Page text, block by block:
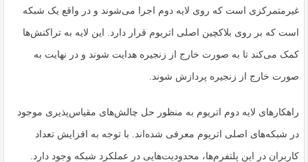
غیرمتمرکزی است که روی لایه دوم اجرا می‌شوند و در واقع یک شبکه
است که بر روی بلاکچین اصلی اتریوم قرار دارد. این لایه به تراکنش‌ها
کمک می‌کند تا به صورت خارج از زنجیره هدایت شوند و در نهایت به
صورت خارج از زنجیره پردازش شوند.
راهکارهای لایه دوم اتریوم به منظور حل چالش‌های مقیاس‌پذیری موجود
در شبکه‌های اصلی اتریوم معرفی شده‌اند. با توجه به افزایش تعداد
کاربران در این پلتفرم‌ها، محدودیت‌هایی در عملکرد شبکه وجود دارد.